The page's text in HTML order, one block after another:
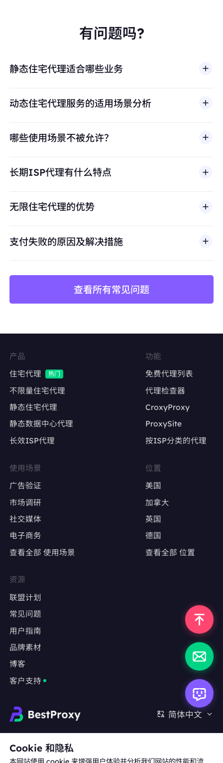
有问题吗?
静态住宅代理适合哪些业务
亚马逊、eBay、Shopify等平台的多账号运营，
保持每个店铺独立的IP身份，防止平台风控检测
长期稳定抓取竞品价格、库存、评论数据
矩阵账号运营
多账号管理
维持账号稳定的登录IP，降低异常登录风险
内容发布与互动
自动化发帖、点赞、评论，模拟真实用户行为
避免因IP变动导致账号被限流或封禁
Google Ads、Facebook Ads等广告平台的多
账户操作
确保每个广告账户使用固定IP，避免因IP变动触
发审核
广告效果测试
精准定位特定地区，测试广告投放效果
反爬严格的网站
采集LinkedIn、Indeed、Glassdoor等职业社
交平台数据
绕过基于IP频率限制或用户行为分析的防爬机制
金融数据（股票、外汇、加密货币）实时监控
房地产、旅游、电商等行业的竞品数据抓取
动态住宅代理服务的适用场景分析
哪些使用场景不被允许？
滥用、未经授权访问、绕过安全机制，或违反适用法律
业场景，包括公开网页数据访问、
、价格监
长期ISP代理有什么特点
无限住宅代理的优势
支付失败的原因及解决措施
查看所有常见问题
产品
住宅代理
热门
不限量住宅代理
静态住宅代理
静态数据中心代理
长效ISP代理
功能
免费代理列表
代理检查器
CroxyProxy
ProxySite
按ISP分类的代理
使用场景
广告验证
市场调研
社交媒体
电子商务
查看全部 使用场景
位置
美国
加拿大
英国
德国
查看全部 位置
资源
联盟计划
常见问题
用户指南
品牌素材
博客
客户支持
简体中文
合作:michael.wang@bestproxy.com
Cookie 和隐私